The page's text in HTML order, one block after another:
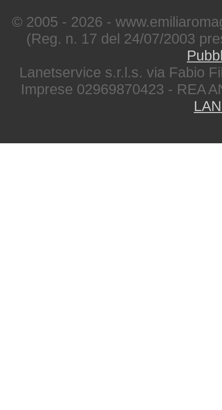
© 2005 - 2026 -
(Reg. n. 17 del 24/07/2003
Lanetservice s.r.l.s. via Fabio
Imprese 02969870423 - REA